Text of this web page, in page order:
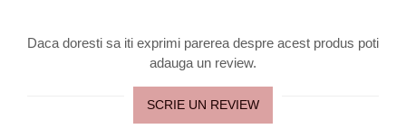
Daca doresti sa iti exprimi parerea despre acest produs poti
adauga un review.
SCRIE UN REVIEW